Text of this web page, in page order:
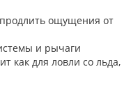
продлить ощущения от
и рычаги
как для ловли со льда,